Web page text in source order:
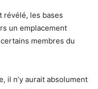
révélé, les bases
un emplacement
membres du
il n’y aurait absolument